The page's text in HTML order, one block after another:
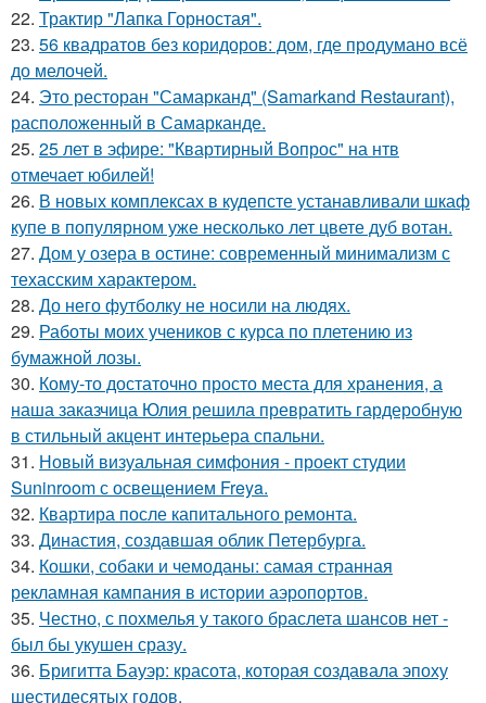
22. Трактир "Лапка Горностая".
23. 56 квадратов без коридоров: дом, где продумано всё
до мелочей.
24. Это ресторан "Самарканд" (Samarkand Restaurant),
расположенный в Самарканде.
25. 25 лет в эфире: "Квартирный Вопрос" на нтв
отмечает юбилей!
26. В новых комплексах в кудепсте устанавливали шкаф
купе в популярном уже несколько лет цвете дуб вотан.
27. Дом у озера в остине: современный минимализм с
техасским характером.
28. До него футболку не носили на людях.
29. Работы моих учеников с курса по плетению из
бумажной лозы.
30. Кому-то достаточно просто места для хранения, а
наша заказчица Юлия решила превратить гардеробную
в стильный акцент интерьера спальни.
31. Новый визуальная симфония - проект студии
Suninroom с освещением Freya.
32. Квартира после капитального ремонта.
33. Династия, создавшая облик Петербурга.
34. Кошки, собаки и чемоданы: самая странная
рекламная кампания в истории аэропортов.
35. Честно, с похмелья у такого браслета шансов нет -
был бы укушен сразу.
36. Бригитта Бауэр: красота, которая создавала эпоху
шестидесятых годов.